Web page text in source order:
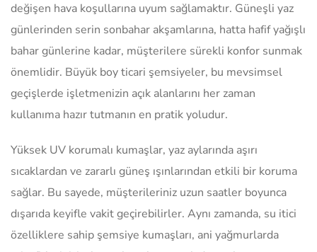
değişen hava koşullarına uyum sağlamaktır. Güneşli yaz
günlerinden serin sonbahar akşamlarına, hatta hafif yağışlı
bahar günlerine kadar, müşterilere sürekli konfor sunmak
önemlidir. Büyük boy ticari şemsiyeler, bu mevsimsel
geçişlerde işletmenizin açık alanlarını her zaman
kullanıma hazır tutmanın en pratik yoludur.
Yüksek UV korumalı kumaşlar, yaz aylarında aşırı
sıcaklardan ve zararlı güneş ışınlarından etkili bir koruma
sağlar. Bu sayede, müşterileriniz uzun saatler boyunca
dışarıda keyifle vakit geçirebilirler. Aynı zamanda, su itici
özelliklere sahip şemsiye kumaşları, ani yağmurlarda